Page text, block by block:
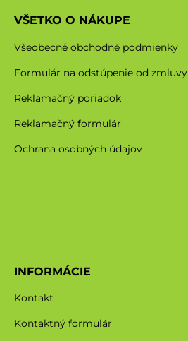
VŠETKO O NÁKUPE
Všeobecné obchodné podmienky
Formulár na odstúpenie od zmluvy
Reklamačný poriadok
Reklamačný formulár
Ochrana osobných údajov
INFORMÁCIE
Kontakt
Kontaktný formulár